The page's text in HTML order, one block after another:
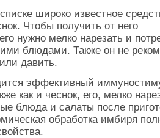
широко известное
Чтобы получить от него
нужно мелко нарезать и
блюдами. Также он не
давить.
эффективный
как и чеснок, его, мелко
блюда и салаты после
обработка имбиря